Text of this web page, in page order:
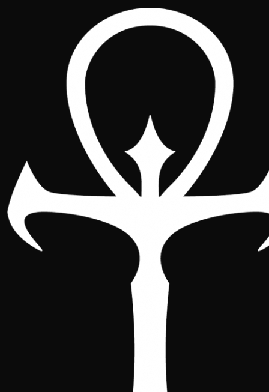
Nacional España 2026 ::
Bolsa del jugador
Nacional Horarios
Figuras Patrocinadores
Bolsa del jugador
Evento del domingo Galería
Con tu entrada obtendrás
Tu inscripción está pensada para
que vivas el Nacional 2026 a tope:
torneo, recuerdos exclusivos y un
montón de oportunidades para
Torneo principal +